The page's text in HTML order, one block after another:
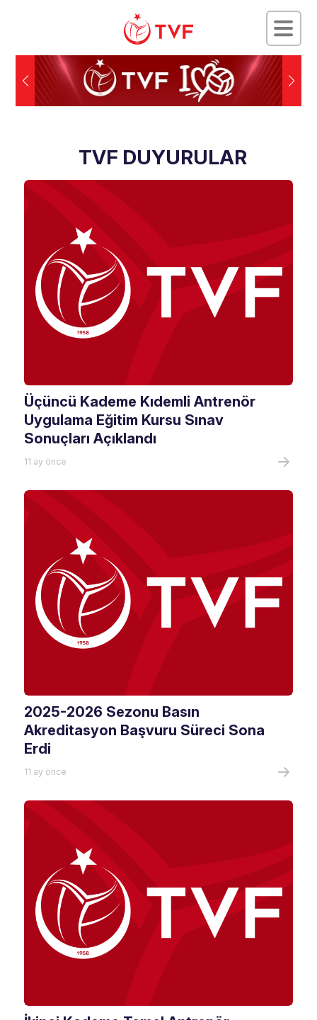
TVF DUYURULAR
Üçüncü Kademe Kıdemli Antrenör
Uygulama Eğitim Kursu Sınav
Sonuçları Açıklandı
11 ay önce
2025-2026 Sezonu Basın
Akreditasyon Başvuru Süreci Sona
Erdi
11 ay önce